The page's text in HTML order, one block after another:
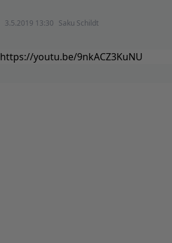
3.5.2019 13:30 Saku Schildt
https://youtu.be/9nkACZ3KuNU